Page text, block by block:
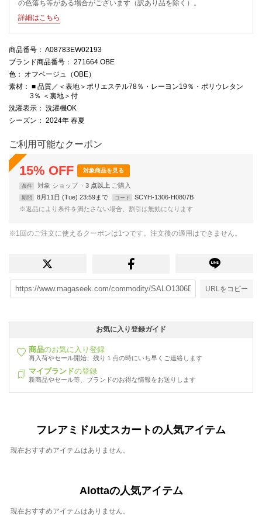
の色落ち等がある場合がございます（訳あり品を除く）。
詳細はこちら
商品番号 ： A08783EW02193
ブランド商品番号 ： 271664 OBE
色 ： オフベージュ（OBE）
素材 ： ■ 品質／＜表地＞ポリエステル78％・レーヨン19％・ポリウレタン
3％ ＜裏地＞付
洗濯表示 ： 洗濯機OK
シーズン ： 2024年 春夏
ご利用可能なクーポン
15% OFF 対象商品を見る
条件 対象 ショップ 3 点以上
期間 8月11日 (Tue) 23:59まで コード
SCYH-1306-H0807B
※返品により条件を満たさない場合、割引は無効になります
※1回のご注文に使えるクーポンは1つです。注文後の適用はできません。
URLをコピー
お気に入り登録ガイド
商品のお気に入り登録
再入荷やセール開始、残り１点の時にいち早くご連絡します
マイブランドの登録
新商品やセール等、ブランドのお得な情報をお送りします
フレアミドル丈スカートの人気アイテム
現在おすすめアイテムはありません。
Alottaの人気アイテム
現在おすすめアイテムはありません。